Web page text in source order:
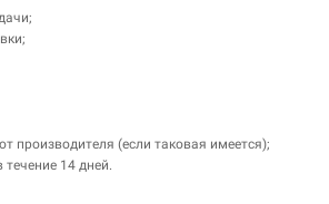
производителя (если таковая имеется);
14 дней.